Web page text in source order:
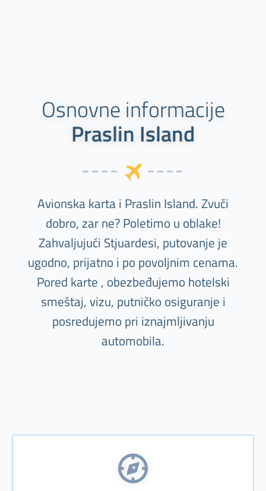
Osnovne informacije
Praslin Island
Avionska karta i Praslin Island. Zvuči
dobro, zar ne? Poletimo u oblake!
Zahvaljujući Stjuardesi, putovanje je
ugodno, prijatno i po povoljnim cenama.
Pored karte , obezbeđujemo hotelski
smeštaj, vizu, putničko osiguranje i
posredujemo pri iznajmljivanju
automobila.